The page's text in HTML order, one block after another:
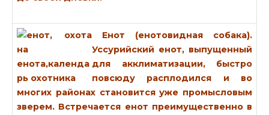
Енот (енотовидная собака).
Уссурийский енот, выпущенный
для акклиматизации, быстро
повсюду расплодился и во
многих районах становится уже промысловым
зверем. Встречается енот преимущественно в